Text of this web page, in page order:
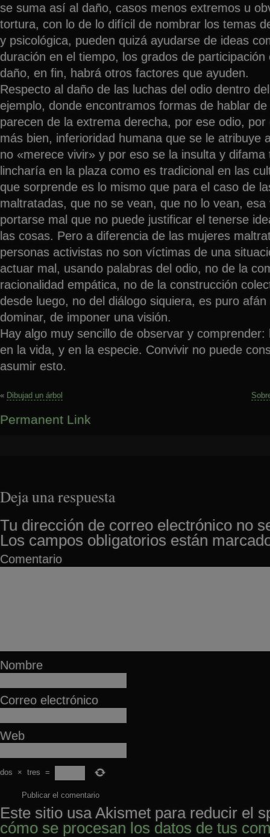
se suma así al daño, casos menos extremos u
tortura, con lo de lo difícil de nombrar los temas
y psicológica, pueden quizá ayudarse de ideas
duración en el tiempo, los grados de participación
daño, en fin, habrá otros factores que ayuden.
Respecto al daño de las luchas del odio dentro
ejemplo, donde encontramos formas de hablar
parecen de la extrema derecha, por ese odio,
más bien, inferioridad humana que se le atribuye
no «merece vivir» y por eso se la insulta y difama
lincharía en la plaza como es tradicional en las
que sorprende es lo mismo que para el caso de
maltratadas, que no se vean, que no lo vean, esa
portarse mal que no puede justificar el tenerse
las cosas. Pero a diferencia de las mujeres
personas activistas no son víctimas de una
actuar mal, usando palabras del odio, no de la
racionalidad empática, no de la construcción
desde luego, no del diálogo siquiera, es puro
dominar, de imponer una visión.
Hay algo muy sencillo de observar y
en la vida, y en la especie. Convivir no puede
asumir esto.
« Dibujad un árbol
Permanent Link
Deja una respuesta
Tu dirección de correo electrónico no
Los campos obligatorios están
Comentario
Nombre
Correo electrónico
Web
dos × tres =
Este sitio usa Akismet para reducir el
cómo se procesan los datos de tus